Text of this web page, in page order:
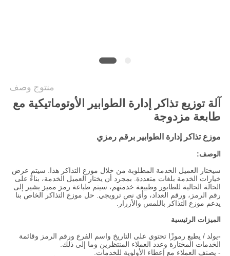
منتوج وصف
آلة توزيع تذاكر إدارة الطوابير الأوتوماتيكية مع
طابعة مزدوجة
موزع تذاكر إدارة الطوابير برقم رمزي
الوصف:
سيختار العميل الخدمة المطلوبة من خلال موزع التذاكر هذا. سيتم عرض
خيارات الخدمة بلغات متعددة. بمجرد أن يختار العميل الخدمة، بناءً على
الحالة الحالية للطابور وطبيعة خدمتهم، سيتم طباعة رمز مميز يشير إلى
رقم الرمز، ورقم العداد، وأي نص ترويجي. حل موزع التذاكر الخاص بنا
يدعم موزع التذاكر باللمس والأزرار.
الميزات الرئيسية
-يولد / يطبع رموزًا تحتوي على التاريخ واسم الفرع ورقم الرمز وقائمة
الخدمات المختارة وعدد العملاء المنتظرين وما إلى ذلك.
- يصنف العملاء مع إعطاء الأولوية للخدمات.